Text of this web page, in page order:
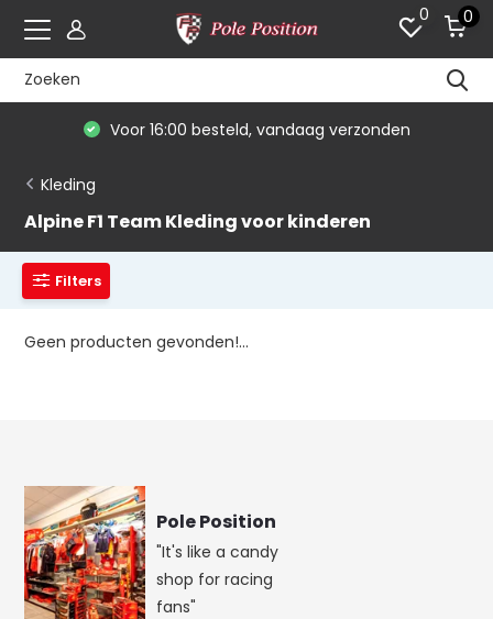
0 0
Voor 16:00 besteld, vandaag verzonden
Kleding
Alpine F1 Team Kleding voor kinderen
Filters
Geen producten gevonden!...
Pole Position
"It's like a candy
shop for racing
fans"